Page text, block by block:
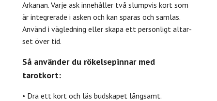
Arkanan. Varje ask innehåller två slumpvis kort som
är integrerade i asken och kan sparas och samlas.
Använd i vägledning eller skapa ett personligt altar-
set över tid.
Så använder du rökelsepinnar med
tarotkort:
• Dra ett kort och läs budskapet långsamt.